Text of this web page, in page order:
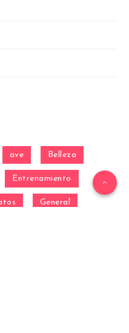
ave Belleza
Entrenamiento
General